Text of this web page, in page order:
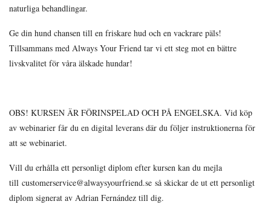
naturliga behandlingar.
Ge din hund chansen till en friskare hud och en vackrare päls!
Tillsammans med Always Your Friend tar vi ett steg mot en bättre
livskvalitet för våra älskade hundar!
OBS! KURSEN ÄR FÖRINSPELAD OCH PÅ ENGELSKA. Vid köp
av webinarier får du en digital leverans där du följer instruktionerna för
att se webinariet.
Vill du erhålla ett personligt diplom efter kursen kan du mejla
till customerservice@alwaysyourfriend.se så skickar de ut ett personligt
diplom signerat av Adrian Fernández till dig.